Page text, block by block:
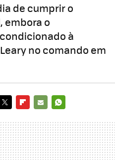
de cumprir o
embora o
à
no comando em
MAIL